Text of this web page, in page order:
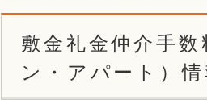
敷金礼金仲介手
ン・アパート）情